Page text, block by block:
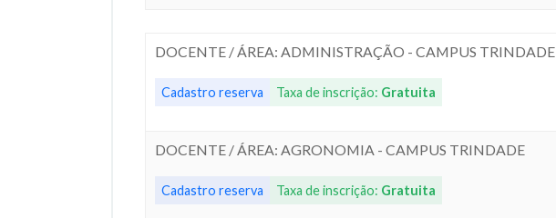
DOCENTE / ÁREA: ADMINISTRAÇÃO - CAMPUS TRINDADE
Cadastro reserva Taxa de inscrição: Gratuita
DOCENTE / ÁREA: AGRONOMIA - CAMPUS TRINDADE
Cadastro reserva Taxa de inscrição: Gratuita